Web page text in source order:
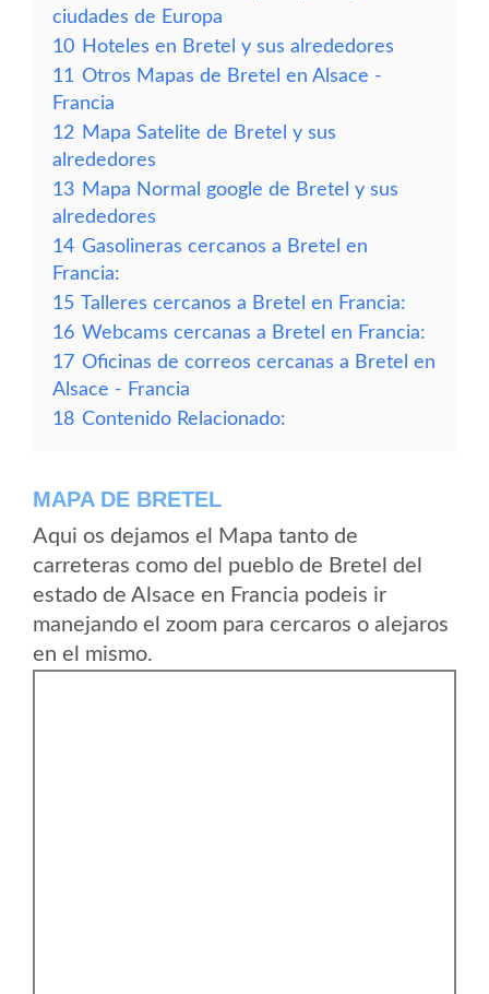
ciudades de Europa
10 Hoteles en Bretel y sus alrededores
11 Otros Mapas de Bretel en Alsace -
Francia
12 Mapa Satelite de Bretel y sus
alrededores
13 Mapa Normal google de Bretel y sus
alrededores
14 Gasolineras cercanos a Bretel en
Francia:
15 Talleres cercanos a Bretel en Francia:
16 Webcams cercanas a Bretel en Francia:
17 Oficinas de correos cercanas a Bretel en
Alsace - Francia
18 Contenido Relacionado:
MAPA DE BRETEL
Aqui os dejamos el Mapa tanto de
carreteras como del pueblo de Bretel del
estado de Alsace en Francia podeis ir
manejando el zoom para cercaros o alejaros
en el mismo.